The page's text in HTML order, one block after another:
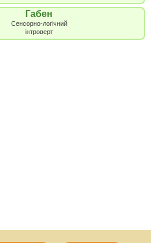
Габен
Сенсорно-логічний
інтроверт